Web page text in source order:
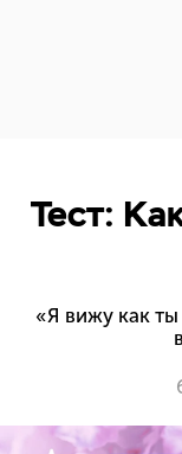
Тест:
«Я вижу как